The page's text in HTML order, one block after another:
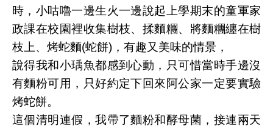
時，小咕嚕一邊生火一邊說起上學期末的童軍家
政課在校園裡收集樹枝、揉麵糰、將麵糰纏在樹
枝上、烤蛇麵(蛇餅)，有趣又美味的情景，
說得我和小瑀魚都感到心動，只可惜當時手邊沒
有麵粉可用，只好約定下回來阿公家一定要實驗
烤蛇餅。
這個清明連假，我帶了麵粉和酵母菌，接連兩天